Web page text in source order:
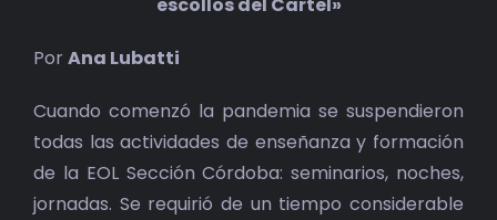
MEDIODICHO
ACTUALIDAD
PorAna Lubatti
Cuando comenzó la pandemia se suspendieron
todas las actividades de enseñanza y formación
de la EOL Sección Córdoba: seminarios, noches,
jornadas. Se requirió de un tiempo considerable